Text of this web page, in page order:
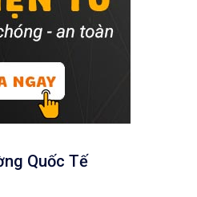
khoản trên sàn Binance được
𝘴à𝘯 𝘙𝘦𝘮𝘪𝘵𝘢𝘯𝘰 𝘯ổ𝘪 𝘵𝘪ế𝘯𝘨:
trên sàn Remitano dễ
dẫn cách mua bán tiền điện
Quốc Tế